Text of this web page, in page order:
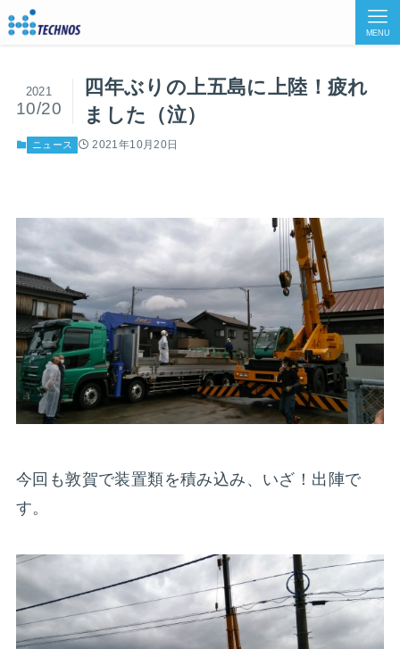
MENU
四年ぶりの上五島に上陸！疲れ
ました（泣）
2021
10/20
ニュース 2021年10月20日
今回も敦賀で装置類を積み込み、いざ！出陣で
す。